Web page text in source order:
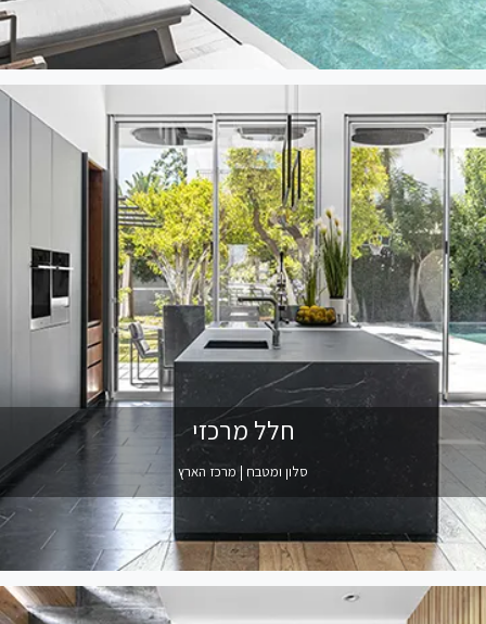
חלל מרכזי
סלון ומטבח | מרכז הארץ